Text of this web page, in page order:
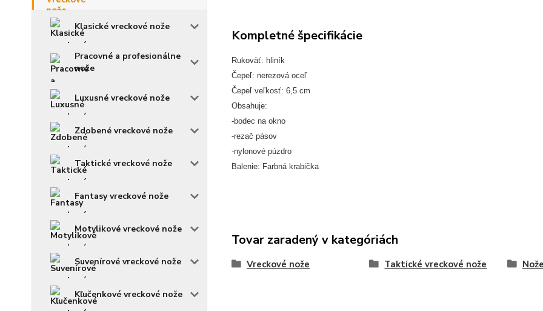
Klasické vreckové nože
Pracovné a profesionálne
nože
Luxusné vreckové nože
Zdobené vreckové nože
Taktické vreckové nože
Fantasy vreckové nože
Motylikové vreckové nože
Suvenírové vreckové nože
Kľučenkové vreckové nože
Kompletné špecifikácie
Rukoväť: hliník
Čepeľ: nerezová oceľ
Čepeľ veľkosť: 6,5 cm
Obsahuje:
-bodec na okno
-rezač pásov
-nylonové púzdro
Balenie: Farbná krabička
Tovar zaradený v kategóriách
Vreckové nože Taktické vreckové nože